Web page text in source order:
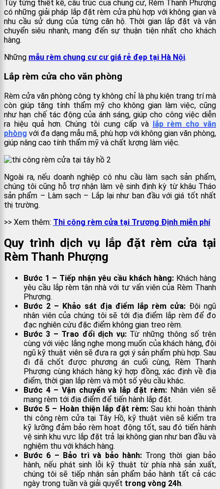
Tùy từng thiết kế, cấu trúc của chung cư, Rèm Thanh Phượng
có những giải pháp lắp đặt rèm cửa phù hợp với không gian và
nhu cầu sử dụng của từng căn hộ. Thời gian lắp đặt và vận
chuyển siêu nhanh, mang đến sự thuận tiện nhất cho khách
hàng.
Những mẫu rèm chung cư cư giá rẻ đẹp tại Hà Nội.
Lắp rèm cửa cho văn phòng
Rèm cửa văn phòng công ty không chỉ là phụ kiện trang trí mà
còn giúp tăng tính thẩm mỹ cho không gian làm việc, cũng
như hạn chế tác động của ánh sáng, giúp cho công việc diễn
ra hiệu quả hơn. Chúng tôi cung cấp và lắp rèm cho văn
phòng với đa dạng mẫu mã, phù hợp với không gian văn phòng,
giúp nâng cao tính thẩm mỹ và chất lượng làm việc.
Ngoài ra, nếu doanh nghiệp có nhu cầu làm sạch sản phẩm,
chúng tôi cũng hỗ trợ nhận làm vệ sinh định kỳ từ khâu Tháo
sản phẩm – Làm sạch – Lắp lại như ban đầu với giá tốt nhất
thị trường.
>> Xem thêm: Thi công rèm cửa tại Trương Định miễn phí
Quy trình dịch vụ lắp đặt rèm cửa tại
Rèm Thanh Phượng
Bước 1 – Tiếp nhận yêu cầu khách hàng: Khách hàng
yêu cầu lắp rèm tận nhà với tư vấn viên của Rèm Thanh
Phượng.
Bước 2 – Khảo sát địa điểm lắp rèm cửa: Đội ngũ
nhân viên của chúng tôi sẽ tới địa điểm lắp rèm để đo
đạc nghiên cứu đặc điểm không gian treo rèm.
Bước 3 – Trao đổi dịch vụ: Từ những thông số trên
cùng với việc lắng nghe mong muốn của khách hàng, đội
ngũ kỹ thuật viên sẽ đưa ra gợi ý sản phẩm phù hợp. Sau
đi đã chốt được phương án cuối cùng,
Rèm Thanh
Phượng cùng khách hàng ký hợp đồng, xác định về địa
điểm, thời gian lắp rèm và một số yêu cầu khác.
Bước 4 – Vận chuyển và lắp đặt rèm: Nhân viên sẽ
mang rèm tới địa điểm để tiến hành lắp đặt.
Bước 5 – Hoàn thiện lắp đặt rèm: Sau khi hoàn thành
thi công rèm cửa tại Tây Hồ, kỹ thuật viên sẽ kiểm tra
kỹ lưỡng đảm bảo rèm hoạt động tốt, sau đó tiến hành
vệ sinh khu vực lắp đặt trả lại không gian như ban đầu và
nghiệm thu với khách hàng.
Bước 6 – Bảo trì và bảo hành: Trong thời gian bảo
hành, nếu phát sinh lỗi kỹ thuật từ phía nhà sản xuất,
chúng tôi sẽ tiếp nhận sản phẩm bảo hành tất cả các
ngày trong tuần và giải quyết trong vòng 24h.